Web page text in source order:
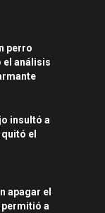
perro
el análisis
insultó a
el
apagar el
a